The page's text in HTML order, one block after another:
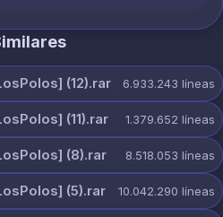
(12).rar 6.933.243 líneas
(11).rar 1.379.652 líneas
(8).rar 8.518.053 líneas
(5).rar 10.042.290 líneas